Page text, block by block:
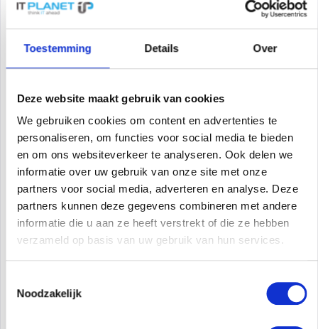
Toestemming Details Over
Deze website maakt gebruik van cookies
We gebruiken cookies om content en advertenties te
personaliseren, om functies voor social media te bieden
en om ons websiteverkeer te analyseren. Ook delen we
informatie over uw gebruik van onze site met onze
partners voor social media, adverteren en analyse. Deze
partners kunnen deze gegevens combineren met andere
informatie die u aan ze heeft verstrekt of die ze hebben
verzameld op basis van uw gebruik van hun services.
Noodzakelijk
Kies een variant
nieuwe gerenoveerd
In het winkelmandje
VRAAG PRIJS AAN
Onthouden Offerte aanvragen